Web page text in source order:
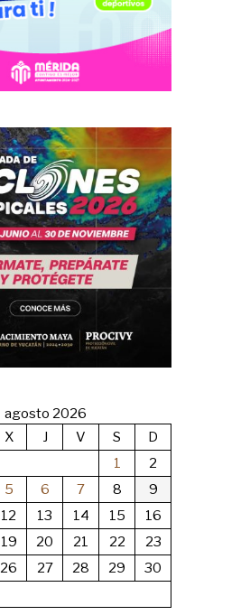
agosto 2026
X J V S
D
1
2
5 6 7 8
9
12 13 14 15
16
19 20 21 22
23
26 27 28 29
30